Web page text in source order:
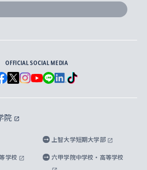
– 持続可能な未来を考える６学科連携
学研究科
科
・スタディーズ研究科
カナダ研究所
ジャーナリズム研究所
研究センター
構造材料イノベーションセンター
ご担当者様へのご案内
に出願する奨学金
等教育の修学支援新制度
象の奨学金
る際の費用と奨学金
ティ＆サステナビリティへの取り組み
ットワーク
証人とのネットワーク
ットワーク
版物
大学案内・大学院案内
SOPHIA magazine
ジュアル・アイデンティティ
ジュアル・アイデンティティ
歌 ・上智大学学生歌
取材・キャンパスでの撮影について
開情報
教育研究活動等の情報公表
内
OFFICIAL SOCIAL MEDIA
院
上智大学短期大学部
学校 六甲学院中学校・高等学校